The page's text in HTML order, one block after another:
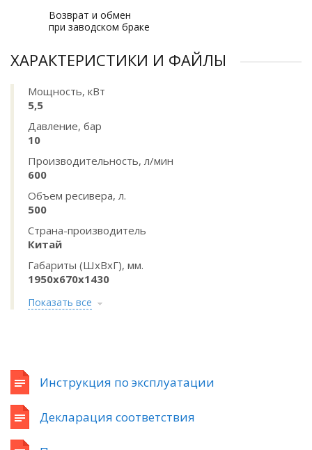
Возврат и обмен
при заводском браке
ХАРАКТЕРИСТИКИ И ФАЙЛЫ
Мощность, кВт
5,5
Давление, бар
10
Производительность, л/мин
600
Объем ресивера, л.
500
Страна-производитель
Китай
Габариты (ШхВхГ), мм.
1950х670х1430
Показать все
Инструкция по эксплуатации
Декларация соответствия